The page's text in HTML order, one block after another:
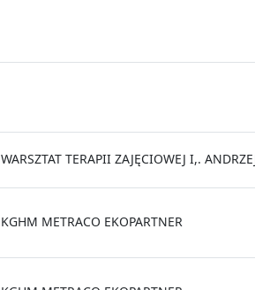
WARSZTAT TERAPII ZAJĘCIOWEJ I,.
KGHM METRACO EKOPARTNER